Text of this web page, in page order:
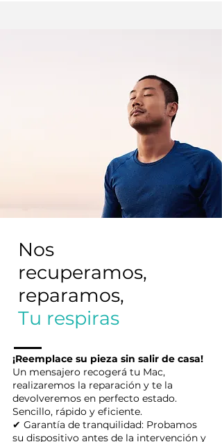
Nos
recuperamos,
reparamos,
Tu respiras
¡Reemplace su pieza sin salir de casa!
Un mensajero recogerá tu Mac,
realizaremos la reparación y te la
devolveremos en perfecto estado.
Sencillo, rápido y eficiente.
✔ Garantía de tranquilidad: Probamos
su dispositivo antes de la intervención y